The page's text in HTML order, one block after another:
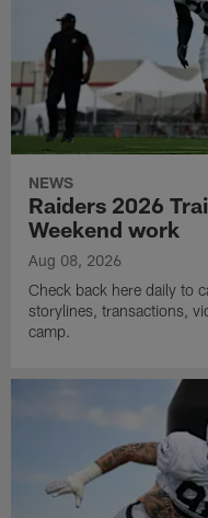
NEWS
Raiders 2026
Weekend work
Aug 08, 2026
Check back here daily to
storylines, transactions,
camp.